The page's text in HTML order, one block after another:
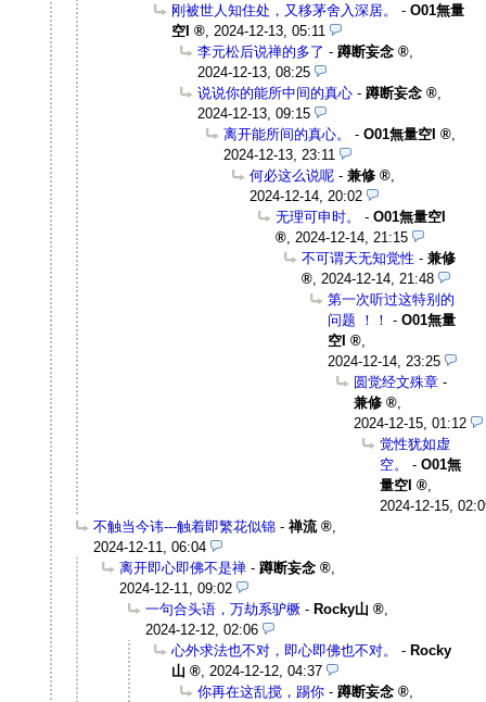
刚被世人知住处，又移茅舍入深居。
- O01無量
空I
2024-12-13, 05:11
李元松后说禅的多了 - 蹲断妄念
2024-12-13, 08:25
说说你的能所中间的真心 - 蹲断妄念
2024-12-13, 09:15
离开能所间的真心。
- O01無量空I
2024-12-13, 23:11
何必这么说呢 - 兼修
2024-12-14, 20:02
无理可申时。
- O01無量空I
2024-12-14, 21:15
不可谓天无知觉性 - 兼修
2024-12-14, 21:48
第一次听过这特别的
问题 ！！ - O01無量
空I
2024-12-14, 23:25
圆觉经文殊章 -
兼修
2024-12-15, 01:12
觉性犹如虚
空。
- O01無
量空I
2024-12-15,
不触当今讳---触着即繁花似锦 - 禅流
2024-12-11, 06:04
离开即心即佛不是禅 - 蹲断妄念
2024-12-11, 09:02
一句合头语，万劫系驴橛 - Rocky山
2024-12-12, 02:06
心外求法也不对，即心即佛也不对。
- Rocky
山
2024-12-12, 04:37
你再在这乱搅，踢你 - 蹲断妄念